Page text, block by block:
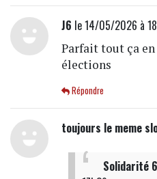
J6 le 14/05/2026 à
Parfait tout ça en
élections
Répondre
toujours le meme
Solidarité